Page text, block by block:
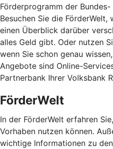
Förderprogramm der
Besuchen Sie die FörderWelt,
einen Überblick darüber
alles Geld gibt. Oder nutzen
wenn Sie schon genau
Angebote sind Online-
Partnerbank Ihrer Volksbank
FörderWelt
In der FörderWelt erfahren
Vorhaben nutzen können.
wichtige Informationen zu